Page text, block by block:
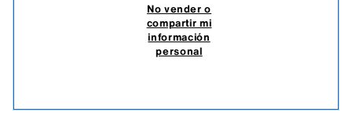
No vender o
compartir mi
información
personal